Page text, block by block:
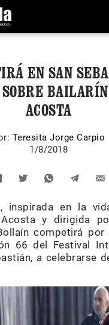
EN SAN
ACOSTA
Teresita Jorge Carpio
1/8/2018
, inspirada en la
y dirigida
competirá por
66 del Festival
a celebrarse